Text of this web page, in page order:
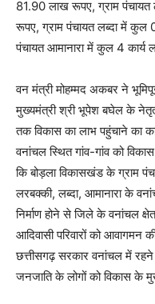
81.90 लाख रूपए, ग्राम
रूपए, ग्राम पंचायत लब्दा में कुल
पंचायत आमानारा में कुल 4 कार्य
वन मंत्री मोहम्मद अकबर ने
मुख्यमंत्री श्री भूपेश बघेल के
तक विकास का लाभ पहुंचाने का
वनांचल स्थित गांव-गांव को
कि बोड़ला विकासखंड के ग्राम
लरबक्की, लब्दा, आमानारा के
निर्माण होने से जिले के वनांचल
आदिवासी परिवारों को आवागमन
छत्तीसगढ़ सरकार वनांचल में रहने
जनजाति के लोगों को विकास के